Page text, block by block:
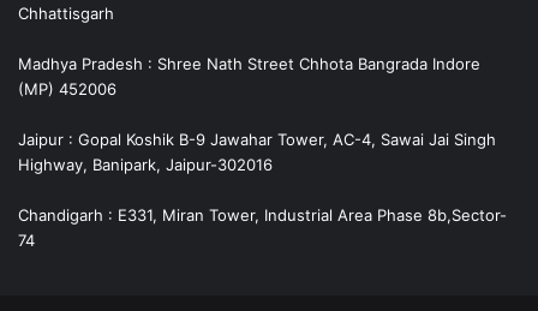
Chhattisgarh
Madhya Pradesh : Shree Nath Street Chhota Bangrada Indore
(MP) 452006
Jaipur : Gopal Koshik B-9 Jawahar Tower, AC-4, Sawai Jai Singh
Highway, Banipark, Jaipur-302016
Chandigarh : E331, Miran Tower, Industrial Area Phase 8b,Sector-
74